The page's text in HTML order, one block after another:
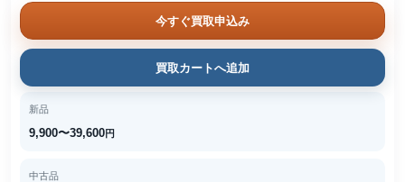
今すぐ買取申込み
買取カートへ追加
新品
9,900〜39,600円
中古品